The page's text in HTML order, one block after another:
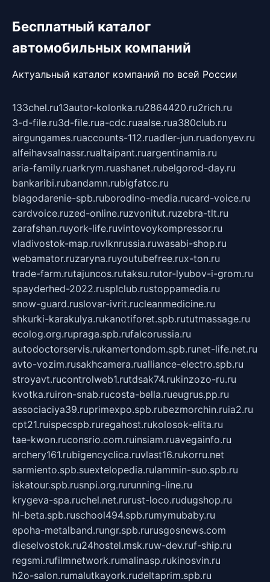
Бесплатный каталог
автомобильных компаний
Актуальный каталог компаний по всей России
133chel.ru13autor-kolonka.ru2864420.ru2rich.ru
3-d-file.ru3d-file.rua-cdc.ruaalse.rua380club.ru
airgungames.ruaccounts-112.ruadler-jun.ruadonyev.ru
alfeihavsalnassr.rualtaipant.ruargentinamia.ru
aria-family.ruarkrym.ruashanet.rubelgorod-day.ru
bankaribi.rubandamn.rubigfatcc.ru
blagodarenie-spb.ruborodino-media.rucard-voice.ru
cardvoice.ruzed-online.ruzvonitut.ruzebra-tlt.ru
zarafshan.ruyork-life.ruvintovoykompressor.ru
vladivostok-map.ruvlknrussia.ruwasabi-shop.ru
webamator.ruzaryna.ruyoutubefree.rux-ton.ru
trade-farm.rutajuncos.rutaksu.rutor-lyubov-i-grom.ru
spayderhed-2022.rusplclub.rustoppamedia.ru
snow-guard.ruslovar-ivrit.rucleanmedicine.ru
shkurki-karakulya.rukanotiforet.spb.rututmassage.ru
ecolog.org.rupraga.spb.rufalcorussia.ru
autodoctorservis.rukamertondom.spb.runet-life.net.ru
avto-vozim.rusakhcamera.rualliance-electro.spb.ru
stroyavt.rucontrolweb1.rutdsak74.rukinzozo-ru.ru
kvotka.ruiron-snab.rucosta-bella.rueugrus.pp.ru
associaciya39.ruprimexpo.spb.rubezmorchin.ruia2.ru
cpt21.ruispecspb.ruregahost.rukolosok-elita.ru
tae-kwon.ruconsrio.com.ruinsiam.ruavegainfo.ru
archery161.rubigencyclica.ruvlast16.rukorru.net
sarmiento.spb.suextelopedia.rulammin-suo.spb.ru
iskatour.spb.rusnpi.org.rurunning-line.ru
krygeva-spa.ruchel.net.rurust-loco.rudugshop.ru
hl-beta.spb.ruschool494.spb.rumymubaby.ru
epoha-metalband.rungr.spb.rurusgosnews.com
dieselvostok.ru24hostel.msk.ruw-dev.ruf-ship.ru
regsmi.rufilmnetwork.rumalinasp.rukinosvin.ru
h2o-salon.rumalutkayork.rudeltaprim.spb.ru